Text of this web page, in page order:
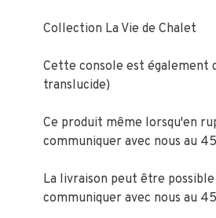
Collection La Vie de Chalet
Cette console est également
translucide)
Ce produit même lorsqu'en
communiquer avec nous au
La livraison peut être
communiquer avec nous au